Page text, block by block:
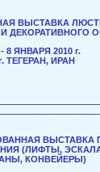
ВЫСТАВКА
ДЕКОРАТИВНОГО
- 8 ЯНВАРЯ 2010 г.
ТЕГЕРАН, ИРАН
ВЫСТАВКА
(ЛИФТЫ,
КОНВЕЙЕРЫ)